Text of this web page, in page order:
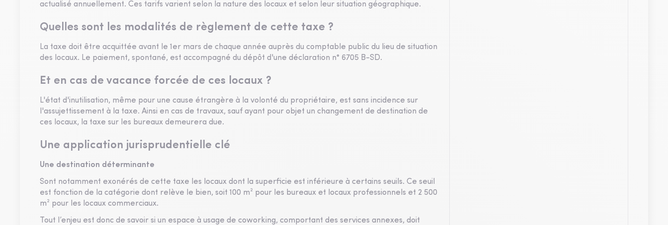
actualisé annuellement. Ces tarifs varient selon la nature des locaux et selon leur situation géographique.
Quelles sont les modalités de règlement de cette taxe ?
La taxe doit être acquittée avant le 1er mars de chaque année auprès du comptable public du lieu de situation
des locaux. Le paiement, spontané, est accompagné du dépôt d'une déclaration n° 6705 B-SD.
Et en cas de vacance forcée de ces locaux ?
L'état d'inutilisation, même pour une cause étrangère à la volonté du propriétaire, est sans incidence sur
l'assujettissement à la taxe. Ainsi en cas de travaux, sauf ayant pour objet un changement de destination de
ces locaux, la taxe sur les bureaux demeurera due.
Une application jurisprudentielle clé
Une destination déterminante
Sont notamment exonérés de cette taxe les locaux dont la superficie est inférieure à certains seuils. Ce seuil
est fonction de la catégorie dont relève le bien, soit 100 m² pour les bureaux et locaux professionnels et 2 500
m² pour les locaux commerciaux.
Tout l’enjeu est donc de savoir si un espace à usage de coworking, comportant des services annexes, doit